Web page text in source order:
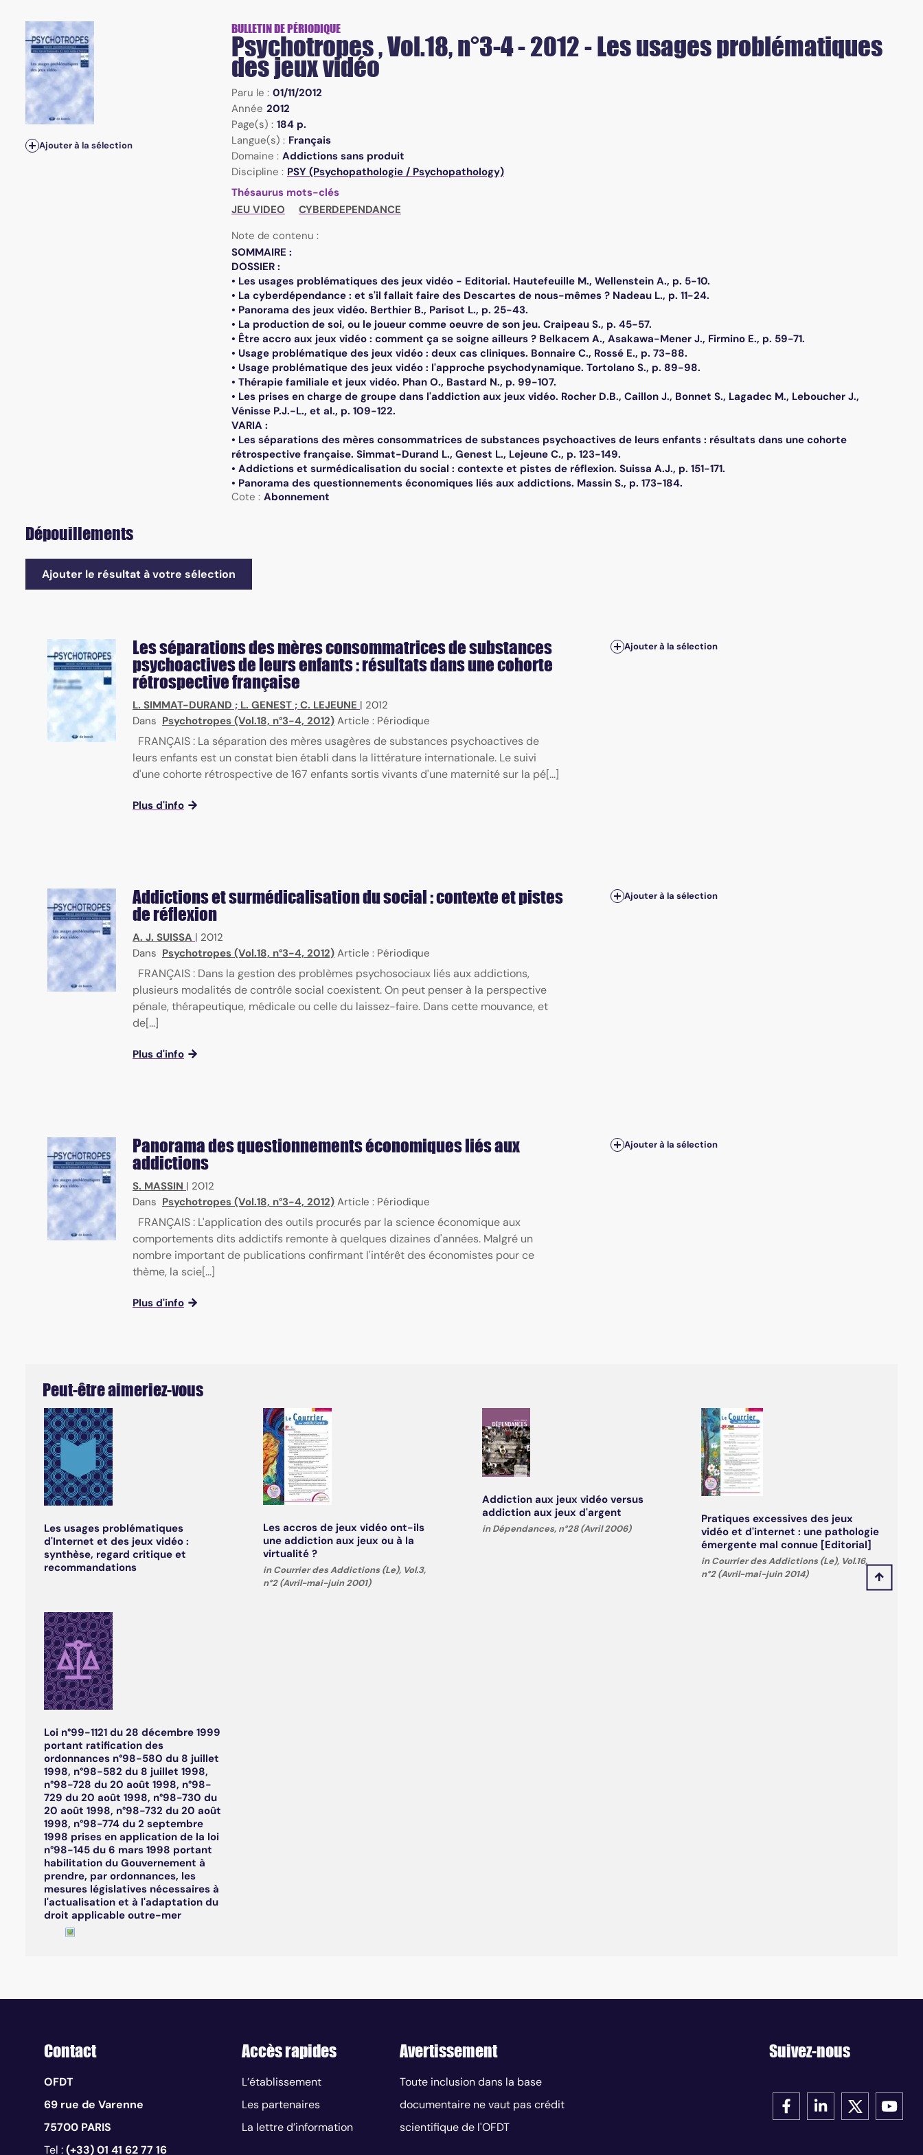
Vol.18, n°3-4 - 2012 - Les usages problématiques des jeux vidéo
Ajouter à la sélection
BULLETIN DE PÉRIODIQUE
Psychotropes , Vol.18, n°3-4 - 2012 - Les usages problématiques
des jeux vidéo
Paru le : 01/11/2012
Année 2012
Page(s) : 184 p.
Langue(s) : Français
Domaine : Addictions sans produit
Discipline : PSY (Psychopathologie / Psychopathology)
Thésaurus mots-clés
JEU VIDEO
CYBERDEPENDANCE
Note de contenu :
SOMMAIRE :
DOSSIER :
• Les usages problématiques des jeux vidéo - Editorial. Hautefeuille M., Wellenstein A., p. 5-10.
• La cyberdépendance : et s'il fallait faire des Descartes de nous-mêmes ? Nadeau L., p. 11-24.
• Panorama des jeux vidéo. Berthier B., Parisot L., p. 25-43.
• La production de soi, ou le joueur comme oeuvre de son jeu. Craipeau S., p. 45-57.
• Être accro aux jeux vidéo : comment ça se soigne ailleurs ? Belkacem A., Asakawa-Mener J., Firmino E., p. 59-71.
• Usage problématique des jeux vidéo : deux cas cliniques. Bonnaire C., Rossé E., p. 73-88.
• Usage problématique des jeux vidéo : l'approche psychodynamique. Tortolano S., p. 89-98.
• Thérapie familiale et jeux vidéo. Phan O., Bastard N., p. 99-107.
• Les prises en charge de groupe dans l'addiction aux jeux vidéo. Rocher D.B., Caillon J., Bonnet S., Lagadec M., Leboucher J.,
Vénisse P.J.-L., et al., p. 109-122.
VARIA :
• Les séparations des mères consommatrices de substances psychoactives de leurs enfants : résultats dans une cohorte
rétrospective française. Simmat-Durand L., Genest L., Lejeune C., p. 123-149.
• Addictions et surmédicalisation du social : contexte et pistes de réflexion. Suissa A.J., p. 151-171.
• Panorama des questionnements économiques liés aux addictions. Massin S., p. 173-184.
Cote : Abonnement
Dépouillements
Ajouter le résultat à votre sélection
Les séparations des mères consommatrices de substances
psychoactives de leurs enfants : résultats dans une cohorte
rétrospective française
L. SIMMAT-DURAND ; L. GENEST; C. LEJEUNE | 2012
Dans Psychotropes (Vol.18, n°3-4, 2012) Article : Périodique
FRANÇAIS : La séparation des mères usagères de substances psychoactives de
leurs enfants est un constat bien établi dans la littérature internationale. Le suivi
d'une cohorte rétrospective de 167 enfants sortis vivants d'une maternité sur la pé[...]
Plus d'info
Ajouter à la sélection
Addictions et surmédicalisation du social : contexte et pistes
de réflexion
A. J. SUISSA | 2012
Dans Psychotropes (Vol.18, n°3-4, 2012) Article : Périodique
FRANÇAIS : Dans la gestion des problèmes psychosociaux liés aux addictions,
plusieurs modalités de contrôle social coexistent. On peut penser à la perspective
pénale, thérapeutique, médicale ou celle du laissez-faire. Dans cette mouvance, et
de[...]
Plus d'info
Ajouter à la sélection
Panorama des questionnements économiques liés aux
addictions
S. MASSIN | 2012
Dans Psychotropes (Vol.18, n°3-4, 2012) Article : Périodique
FRANÇAIS : L'application des outils procurés par la science économique aux
comportements dits addictifs remonte à quelques dizaines d'années. Malgré un
nombre important de publications confirmant l'intérêt des économistes pour ce
thème, la scie[...]
Plus d'info
Ajouter à la sélection
Peut-être aimeriez-vous
Les usages problématiques
d'Internet et des jeux vidéo :
synthèse, regard critique et
recommandations
Les accros de jeux vidéo ont-ils
une addiction aux jeux ou à la
virtualité ?
in Courrier des Addictions (Le), Vol.3,
n°2 (Avril-mai-juin 2001)
Addiction aux jeux vidéo versus
addiction aux jeux d'argent
in Dépendances, n°28 (Avril 2006)
Pratiques excessives des jeux
vidéo et d'internet : une pathologie
émergente mal connue [Editorial]
in Courrier des Addictions (Le), Vol.16,
n°2 (Avril-mai-juin 2014)
Loi n°99-1121 du 28 décembre 1999
portant ratification des
ordonnances n°98-580 du 8 juillet
1998, n°98-582 du 8 juillet 1998,
n°98-728 du 20 août 1998, n°98-
729 du 20 août 1998, n°98-730 du
20 août 1998, n°98-732 du 20 août
1998, n°98-774 du 2 septembre
1998 prises en application de la loi
n°98-145 du 6 mars 1998 portant
habilitation du Gouvernement à
prendre, par ordonnances, les
mesures législatives nécessaires à
l'actualisation et à l'adaptation du
droit applicable outre-mer
Contact
OFDT
69 rue de Varenne
75700 PARIS
Tel :(+33) 01 41 62 77 16
Accès rapides
L’établissement
Les partenaires
La lettre d’information
Avertissement
Toute inclusion dans la base
documentaire ne vaut pas crédit
scientifique de l'OFDT
Suivez-nous